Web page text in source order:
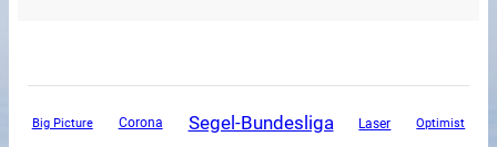
Big Picture Corona Segel-Bundesliga Laser Optimist